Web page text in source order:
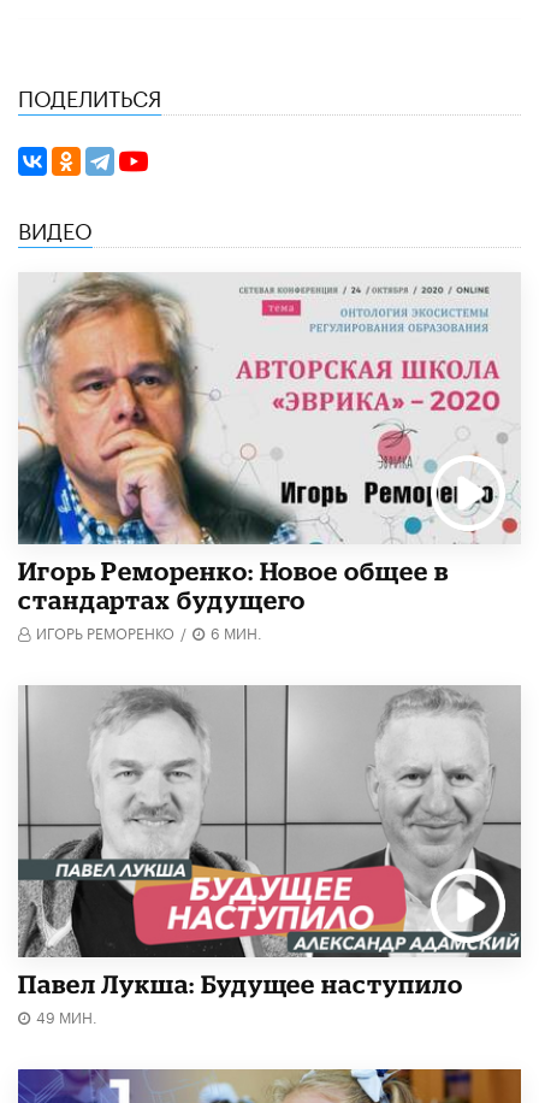
ПОДЕЛИТЬСЯ
ВИДЕО
Игорь Реморенко: Новое общее в
стандартах будущего
ИГОРЬ РЕМОРЕНКО / 6 МИН.
Павел Лукша: Будущее наступило
49 МИН.